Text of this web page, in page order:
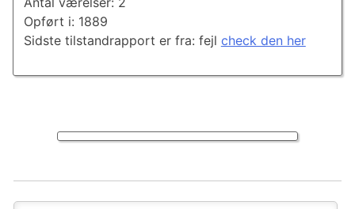
Opført i: 1889
Sidste tilstandrapport er fra: fejl check den her